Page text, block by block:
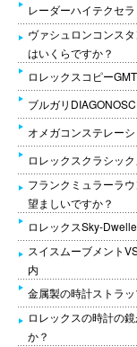
レーダーハイテクセ
ヴァシュロンコンス
はいくらですか？
ロレックスコピー
ブルガリ
オメガコンステレー
ロレックスクラシッ
フランクミュラーラ
望ましいですか？
ロレックスSky-
スイスムーブメント
内
金属製の時計ストラ
ロレックスの時計の
か？